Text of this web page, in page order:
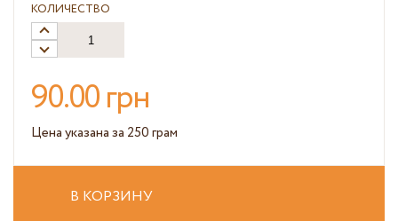
КОЛИЧЕСТВО
90.00 грн
Цена указана за 250 грам
В КОРЗИНУ